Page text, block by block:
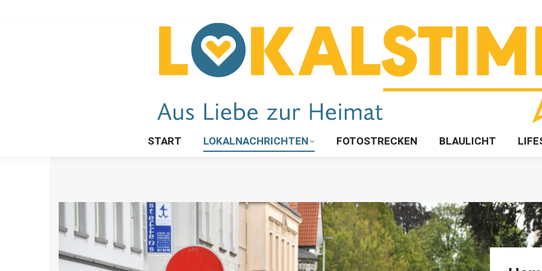
START LOKALNACHRICHTEN FOTOSTRECKEN BLAULICHT